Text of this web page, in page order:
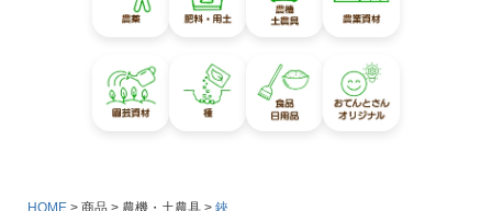
HOME 商品 農機・土農具
鋏